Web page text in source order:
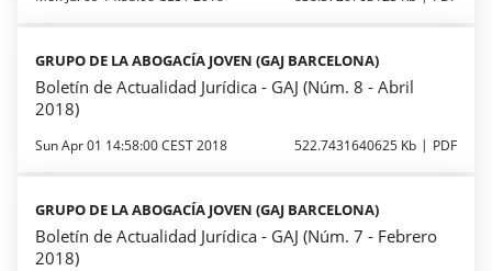
GRUPO DE LA ABOGACÍA JOVEN (GAJ BARCELONA)
Boletín de Actualidad Jurídica - GAJ (Núm. 8 - Abril
2018)
Sun Apr 01 14:58:00 CEST 2018 522.7431640625 Kb PDF
GRUPO DE LA ABOGACÍA JOVEN (GAJ BARCELONA)
Boletín de Actualidad Jurídica - GAJ (Núm. 7 - Febrero
2018)